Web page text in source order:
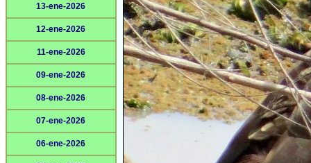
13-ene-2026
12-ene-2026
11-ene-2026
09-ene-2026
08-ene-2026
07-ene-2026
06-ene-2026